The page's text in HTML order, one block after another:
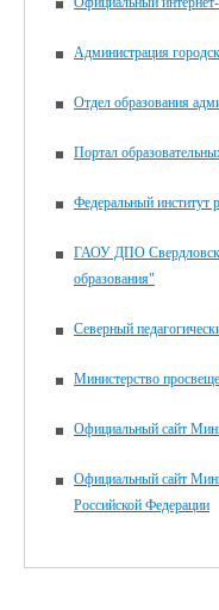
Администрация
Отдел образования
Портал
Федеральный институт
ГАОУ ДПО
образования"
Северный
Министерство
Официальный сайт
Официальный сайт
Российской Федерации